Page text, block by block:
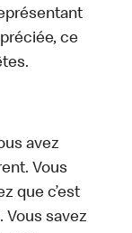
ce
avez
Vous
que c’est
Vous savez